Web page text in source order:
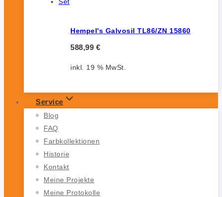
Hempel's Galvosil TL86/ZN 15860
588,99 €
inkl. 19 % MwSt.
Service
Blog
FAQ
Farbkollektionen
Historie
Kontakt
Meine Projekte
Meine Protokolle